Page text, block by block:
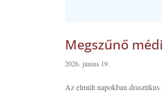
Megszűnő
2026. június 19.
Az elmúlt napokban